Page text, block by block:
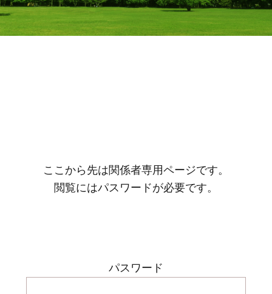
ここから先は関係者専用ページです。
閲覧にはパスワードが必要です。
パスワード